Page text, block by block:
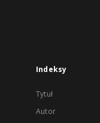
Indeksy
Tytuł
Autor